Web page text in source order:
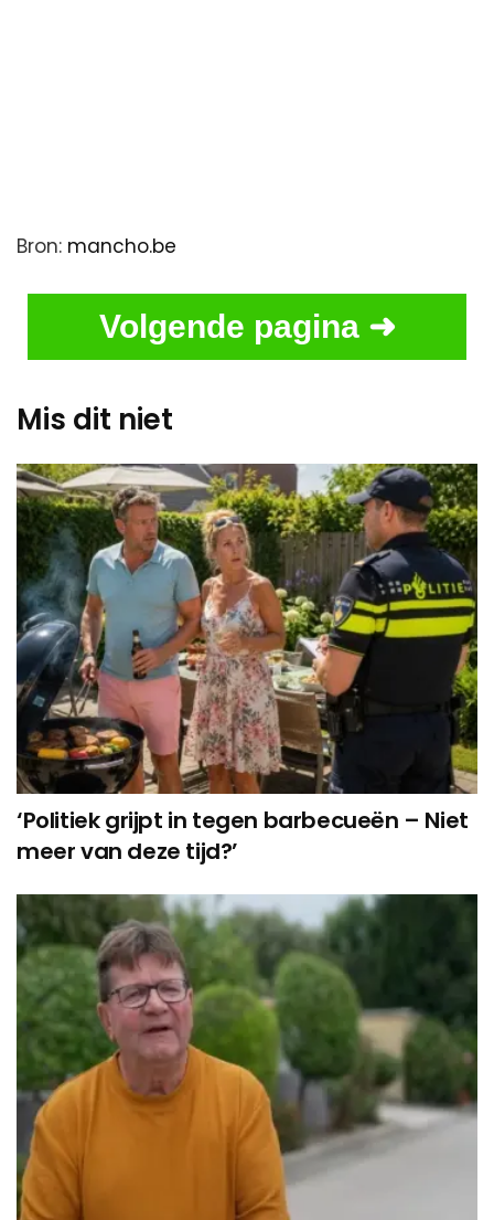
Bron: mancho.be
Volgende pagina ➜
Mis dit niet
‘Politiek grijpt in tegen barbecueën – Niet
meer van deze tijd?’